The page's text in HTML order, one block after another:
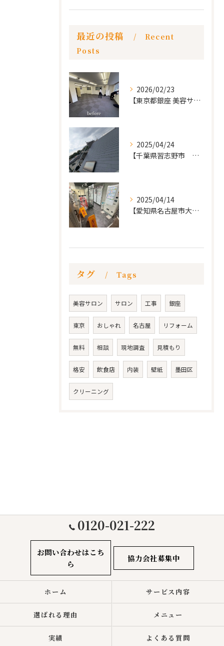
最近の投稿
Recent
Posts
2026/02/23
【東京都銀座 美容サロン店舗工事】
2025/04/24
【千葉県習志野市 戸建て 屋根の葺き替え工事】
2025/04/14
【愛知県名古屋市大須 カードショップ屋のリノベーション
タグ Tags
美容サロン サロン 工事 銀座
東京 おしゃれ 名古屋 リフォーム
無料 相談 現地調査 見積もり
格安 飲食店 内装 壁紙 墨田区
クリーニング
0120-021-222
お問い合わせはこち
ら
協力会社募集中
ホーム サービス内容
選ばれる理由 メニュー
実績 よくある質問